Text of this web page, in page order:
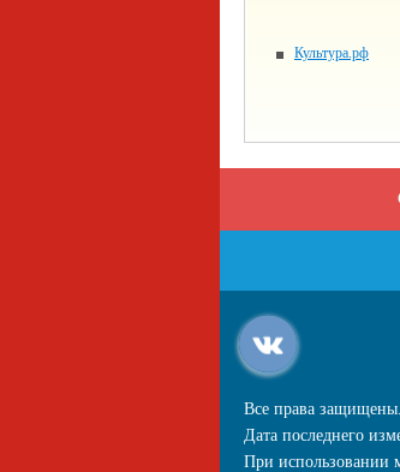
Культура.рф
Все права защищены.
Дата последнего
При использовании